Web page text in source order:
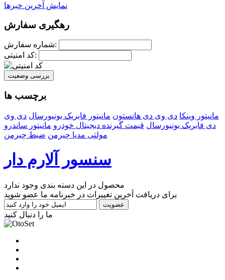
نمایش آخرین خبرها
رهگیری سفارش
شماره سفارش:
کد امنیتی:
بررسی وضعیت
برچسب ها
مانیتور وینکا دی وی دی هانستون مانیتور فابریک یونیورسال دی وی
دی فابریک یونیورسال قیمت گیرنده دیجیتال خودرو مانیتور ساندرو
مولتی مدیا چیرمن ضبط چیرمن
سنسور آلارم دار
محصول در این دسته بندی وجود ندارد
برای دریافت آخرین تغییرات در خبرنامه ما عضو شوید
عضویت
ما را دنبال کنید